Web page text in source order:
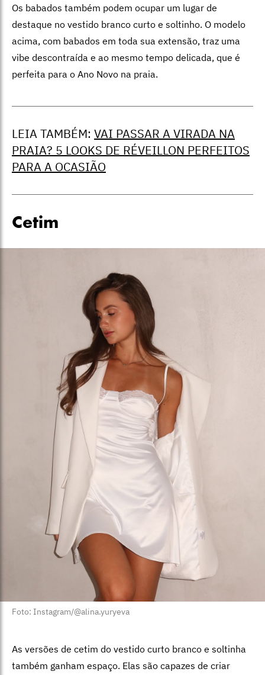
Os babados também podem ocupar um lugar de
destaque no vestido branco curto e soltinho. O modelo
acima, com babados em toda sua extensão, traz uma
vibe descontraída e ao mesmo tempo delicada, que é
perfeita para o Ano Novo na praia.
LEIA TAMBÉM: VAI PASSAR A VIRADA NA
PRAIA? 5 LOOKS DE RÉVEILLON PERFEITOS
PARA A OCASIÃO
Cetim
Foto: Instagram/@alina.yuryeva
As versões de cetim do vestido curto branco e soltinha
também ganham espaço. Elas são capazes de criar